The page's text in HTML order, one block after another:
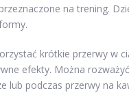
na trening.
krótkie przerwy w
efekty. Można
lub podczas przerwy na